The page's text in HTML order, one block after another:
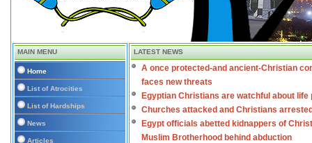
MAIN MENU
Home
List of Atrocities
List of Hardships
News
Articles
LATEST NEWS
A once protected-and ancient-Christian
faces new threats
Egyptian Christians are watchful about life
Churches attacked and Christians
Egypt officials abetted kidnappers of
Muslim Brotherhood behind abduction